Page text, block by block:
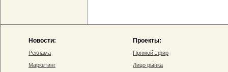
Новости:
Реклама
Маркетинг
Проекты:
Прямой эфир
Лицо рынка